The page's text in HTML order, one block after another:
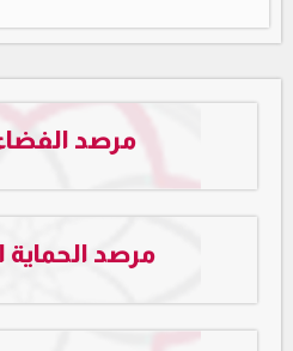
مرصد
مرصد الحماية